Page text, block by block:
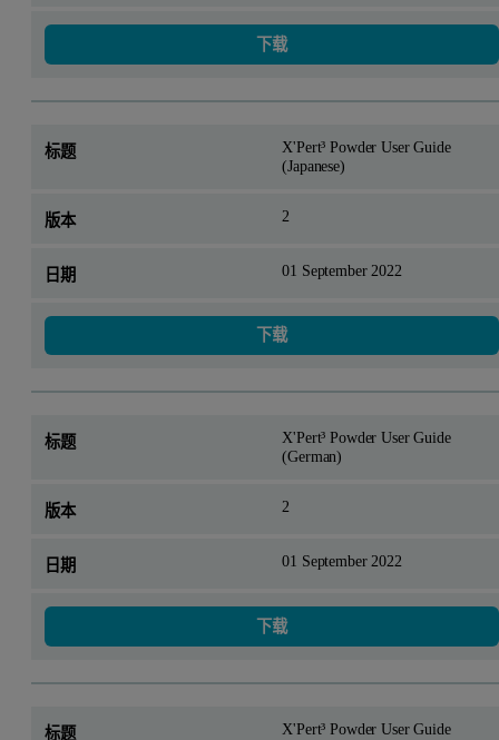
下载
X'Pert³ Powder User Guide
(Japanese)
2
01 September 2022
下载
X'Pert³ Powder User Guide
(German)
2
01 September 2022
下载
X'Pert³ Powder User Guide